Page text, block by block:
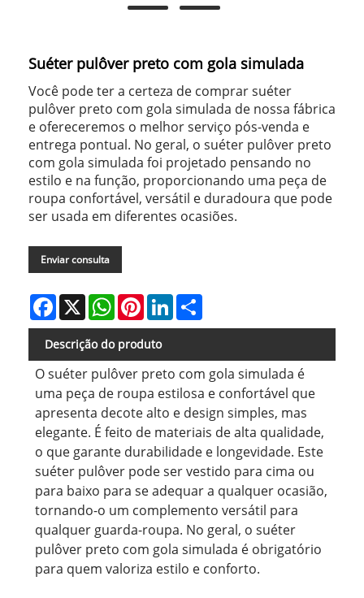
Suéter pulôver preto com gola simulada
Você pode ter a certeza de comprar suéter
pulôver preto com gola simulada de nossa fábrica
e ofereceremos o melhor serviço pós-venda e
entrega pontual. No geral, o suéter pulôver preto
com gola simulada foi projetado pensando no
estilo e na função, proporcionando uma peça de
roupa confortável, versátil e duradoura que pode
ser usada em diferentes ocasiões.
Enviar consulta
Facebook
X WhatsAppPinterestLinkedIn
Descrição do produto
O suéter pulôver preto com gola simulada é
uma peça de roupa estilosa e confortável que
apresenta decote alto e design simples, mas
elegante. É feito de materiais de alta qualidade,
o que garante durabilidade e longevidade. Este
suéter pulôver pode ser vestido para cima ou
para baixo para se adequar a qualquer ocasião,
tornando-o um complemento versátil para
qualquer guarda-roupa. No geral, o suéter
pulôver preto com gola simulada é obrigatório
para quem valoriza estilo e conforto.